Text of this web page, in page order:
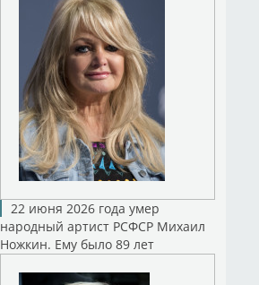
22 июня 2026 года умер
народный артист РСФСР Михаил
Ножкин. Ему было 89 лет